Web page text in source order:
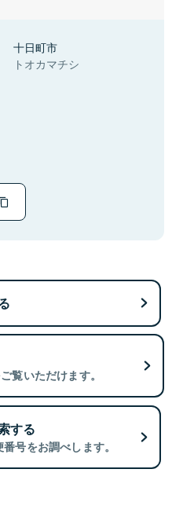
十日町市
トオカマチシ
覧いただけます。
する
号をお調べします。